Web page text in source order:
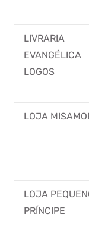
LIVRARIA
EVANGÉLICA
LOGOS
LOJA
LOJA
PRÍNCIPE